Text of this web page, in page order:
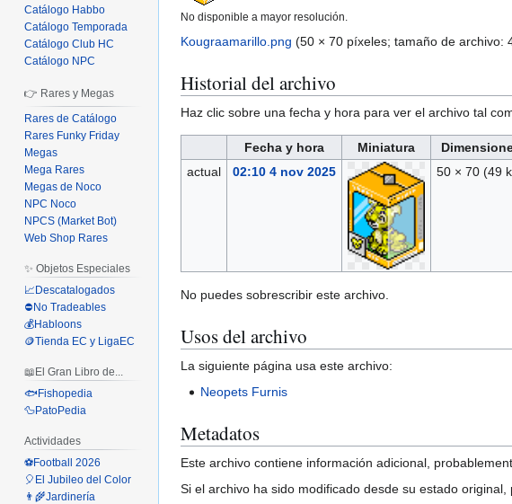
No disponible a mayor resolución.
Kougraamarillo.png (50 × 70 píxeles; tamaño de archivo:
Historial del archivo
Haz clic sobre una fecha y hora para ver el archivo tal
Fecha y hora Miniatura
actual
02:10 4 nov 2025 50 × 70 (49
No puedes sobrescribir este archivo.
Usos del archivo
La siguiente página usa este archivo:
Neopets Furnis
Metadatos
Este archivo contiene información adicional,
Si el archivo ha sido modificado desde su estado
Catálogo Habbo
Catálogo Temporada
Catálogo Club HC
Catálogo NPC
👉 Rares y Megas
Rares de Catálogo
Rares Funky Friday
Megas
Mega Rares
Megas de Noco
NPC Noco
NPCS (Market Bot)
Web Shop Rares
✨ Objetos Especiales
📈Descatalogados
⛔No Tradeables
💰Habloons
🪙Tienda EC y LigaEC
📖El Gran Libro de...
🐟Fishopedia
🦆PatoPedia
Actividades
⚽Football 2026
🎈El Jubileo del Color
👨‍🌾Jardinería